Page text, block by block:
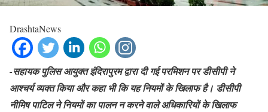
DrashtaNews
-सहायक पुलिस आयुक्त इंदिरापुरम द्वारा दी गई परमिशन पर डीसीपी ने
आश्चर्य व्यक्त किया और कहा भी कि यह नियमों के खिलाफ है। डीसीपी
नीमिष पाटिल ने नियमों का पालन न करने वाले अधिकारियों के खिलाफ